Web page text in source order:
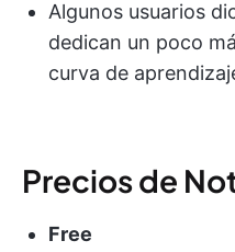
Algunos usuarios
dedican un poco
curva de
Precios de
Free